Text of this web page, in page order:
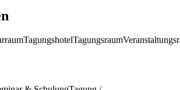
TagungshotelTagungsraum